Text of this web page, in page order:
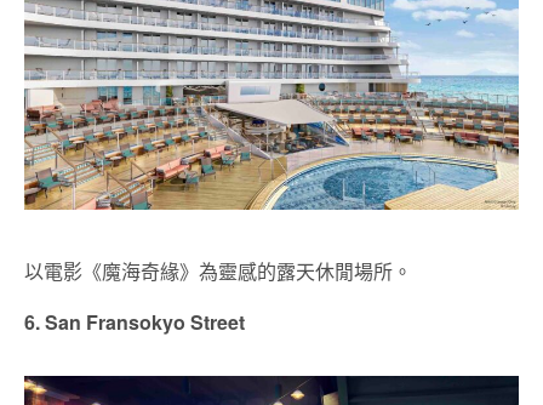
以電影《魔海奇緣》為靈感的露天休閒場所。
6. San Fransokyo Street